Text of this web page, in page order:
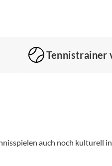
Tennistrainer
auch noch kulturell